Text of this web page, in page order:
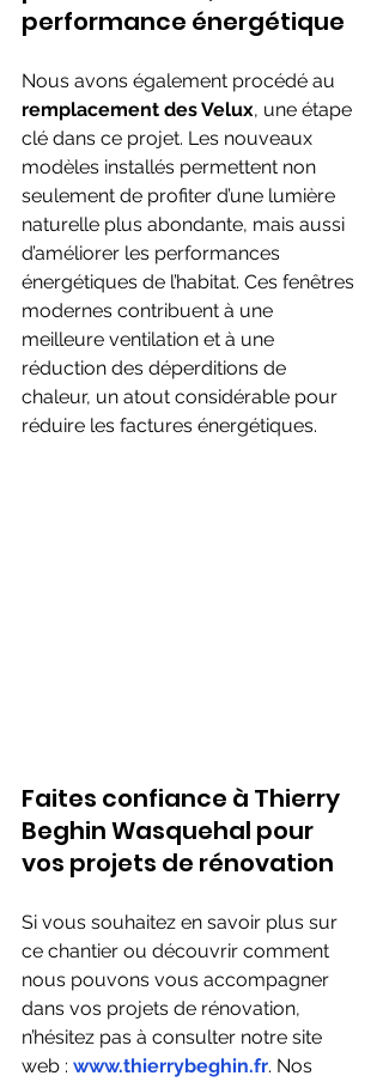
performance énergétique
Nous avons également procédé au
remplacement des Velux, une étape
clé dans ce projet. Les nouveaux
modèles installés permettent non
seulement de profiter d’une lumière
naturelle plus abondante, mais aussi
d’améliorer les performances
énergétiques de l’habitat. Ces fenêtres
modernes contribuent à une
meilleure ventilation et à une
réduction des déperditions de
chaleur, un atout considérable pour
réduire les factures énergétiques.
Faites confiance à Thierry
Beghin Wasquehal pour
vos projets de rénovation
Si vous souhaitez en savoir plus sur
ce chantier ou découvrir comment
nous pouvons vous accompagner
dans vos projets de rénovation,
n’hésitez pas à consulter notre site
web : www.thierrybeghin.fr. Nos